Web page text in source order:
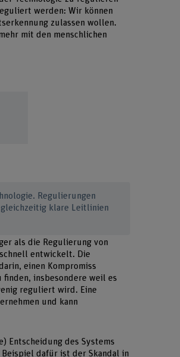
werden: Wir können
zulassen wollen.
mit den menschlichen
Regulierungen
klare Leitlinien
als die Regulierung von
entwickelt. Die
einen Kompromiss
insbesondere weil es
reguliert wird. Eine
und kann
Entscheidung des Systems
Beispiel dafür ist der Skandal in